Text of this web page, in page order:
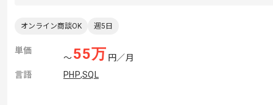
オンライン商談OK 週5日
単価
〜55万 円／月
言語
PHP,SQL